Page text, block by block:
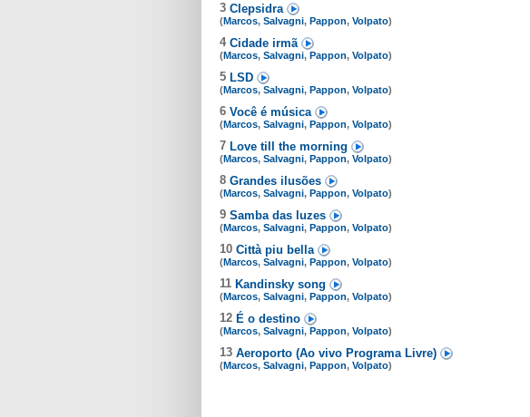
3 Clepsidra
(Marcos, Salvagni, Pappon, Volpato)
4 Cidade irmã
(Marcos, Salvagni, Pappon, Volpato)
5 LSD
(Marcos, Salvagni, Pappon, Volpato)
6 Você é música
(Marcos, Salvagni, Pappon, Volpato)
7 Love till the morning
(Marcos, Salvagni, Pappon, Volpato)
8 Grandes ilusões
(Marcos, Salvagni, Pappon, Volpato)
9 Samba das luzes
(Marcos, Salvagni, Pappon, Volpato)
10 Città piu bella
(Marcos, Salvagni, Pappon, Volpato)
11 Kandinsky song
(Marcos, Salvagni, Pappon, Volpato)
12 É o destino
(Marcos, Salvagni, Pappon, Volpato)
13 Aeroporto (Ao vivo Programa Livre)
(Marcos, Salvagni, Pappon, Volpato)